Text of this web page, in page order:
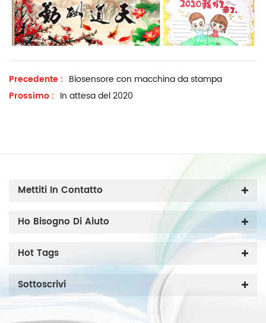
Precedente : Biosensore con macchina da stampa
Prossimo : In attesa del 2020
Mettiti In Contatto
Ho Bisogno Di Aiuto
Hot Tags
Sottoscrivi